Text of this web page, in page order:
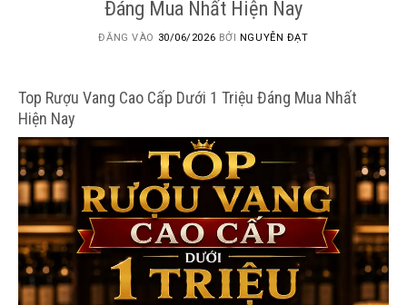
Đáng Mua Nhất Hiện Nay
ĐĂNG VÀO 30/06/2026 BỞI NGUYỄN ĐẠT
Top Rượu Vang Cao Cấp Dưới 1 Triệu Đáng Mua Nhất
Hiện Nay